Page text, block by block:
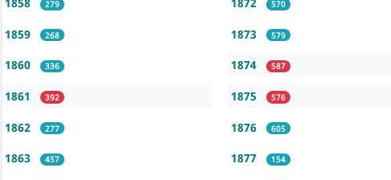
279
1859 268
1860 336
1861 392
1862 277
1863 457
570
1873 579
1874 587
1875 576
1876 605
1877 154